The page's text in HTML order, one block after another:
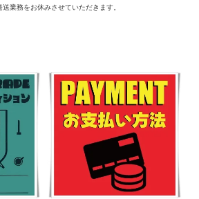
送業務をお休みさせていただきます。